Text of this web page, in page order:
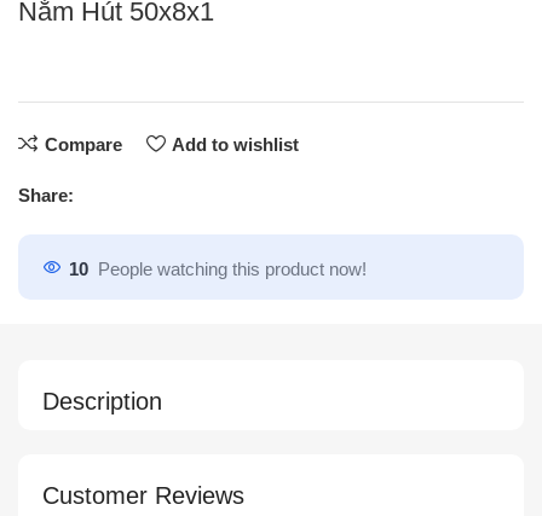
Nắm Hút 50x8x1
Compare Add to wishlist
Share:
10 People watching this product now!
Description
Customer Reviews